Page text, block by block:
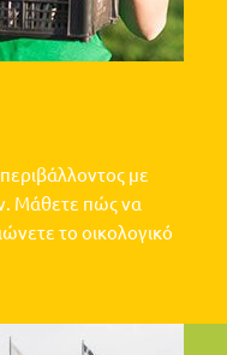
με
Μάθετε πώς να
το οικολογικό